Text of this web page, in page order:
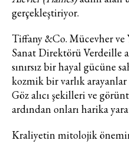
Haftalık E-
Moda
fikirler, öne çıkan
vogue trendler,
haberdar olmak
gerçekleştiriyor.
Tiffany &Co. Mücevher
Sanat Direktörü Verdeille
sınırsız bir hayal gücüne
kozmik bir varlık
Göz alıcı şekilleri ve
ardından onları harika
Kraliyetin mitolojik